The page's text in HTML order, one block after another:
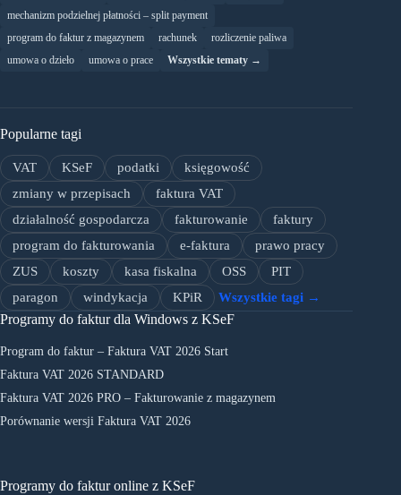
mechanizm podzielnej płatności – split payment
program do faktur z magazynem
rachunek
rozliczenie paliwa
umowa o dzieło
umowa o prace Wszystkie tematy →
Popularne tagi
VAT KSeF podatki
księgowość
zmiany w przepisach
faktura VAT
działalność gospodarcza
fakturowanie
faktury
program do fakturowania
e-faktura
prawo pracy
ZUS
koszty kasa fiskalna OSS
PIT
paragon
windykacja KPiR Wszystkie tagi →
Programy do faktur dla Windows z KSeF
Program do faktur – Faktura VAT 2026 Start
Faktura VAT 2026 STANDARD
Faktura VAT 2026 PRO – Fakturowanie z magazynem
Porównanie wersji Faktura VAT 2026
Programy do faktur online z KSeF